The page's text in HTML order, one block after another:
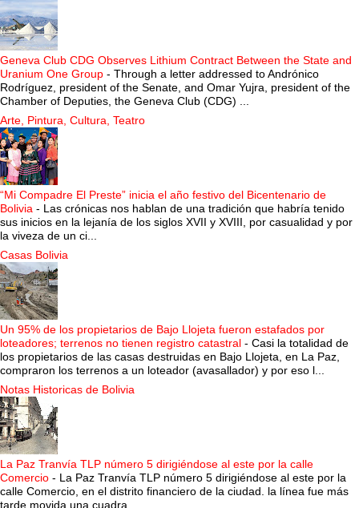
Geneva Club CDG Observes Lithium Contract Between the State and
Uranium One Group - Through a letter addressed to Andrónico
Rodríguez, president of the Senate, and Omar Yujra, president of the
Chamber of Deputies, the Geneva Club (CDG) ...
Arte, Pintura, Cultura, Teatro
“Mi Compadre El Preste” inicia el año festivo del Bicentenario de
Bolivia - Las crónicas nos hablan de una tradición que habría tenido
sus inicios en la lejanía de los siglos XVII y XVIII, por casualidad y por
la viveza de un ci...
Casas Bolivia
Un 95% de los propietarios de Bajo Llojeta fueron estafados por
loteadores; terrenos no tienen registro catastral - Casi la totalidad de
los propietarios de las casas destruidas en Bajo Llojeta, en La Paz,
compraron los terrenos a un loteador (avasallador) y por eso l...
Notas Historicas de Bolivia
La Paz Tranvía TLP número 5 dirigiéndose al este por la calle
Comercio - La Paz Tranvía TLP número 5 dirigiéndose al este por la
calle Comercio, en el distrito financiero de la ciudad. la línea fue más
tarde movida una cuadra...